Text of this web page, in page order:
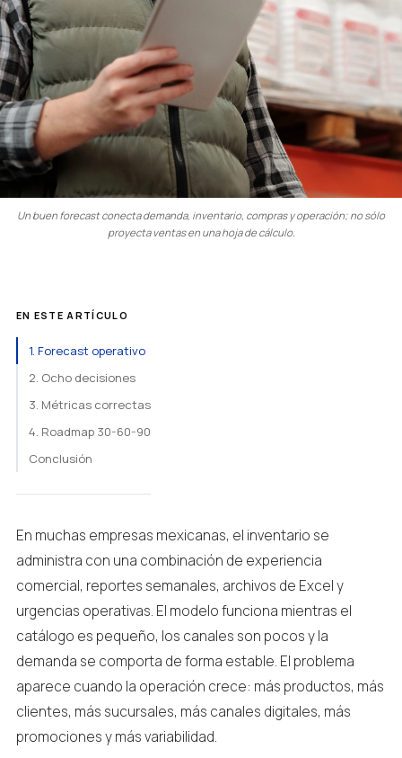
Un buen forecast conecta demanda, inventario, compras y operación; no sólo
proyecta ventas en una hoja de cálculo.
En muchas empresas mexicanas, el inventario se
administra con una combinación de experiencia
comercial, reportes semanales, archivos de Excel y
urgencias operativas. El modelo funciona mientras el
catálogo es pequeño, los canales son pocos y la
demanda se comporta de forma estable. El problema
aparece cuando la operación crece: más productos, más
clientes, más sucursales, más canales digitales, más
promociones y más variabilidad.
EN ESTE ARTÍCULO
1. Forecast operativo
2. Ocho decisiones
3. Métricas correctas
4. Roadmap 30-60-90
Conclusión